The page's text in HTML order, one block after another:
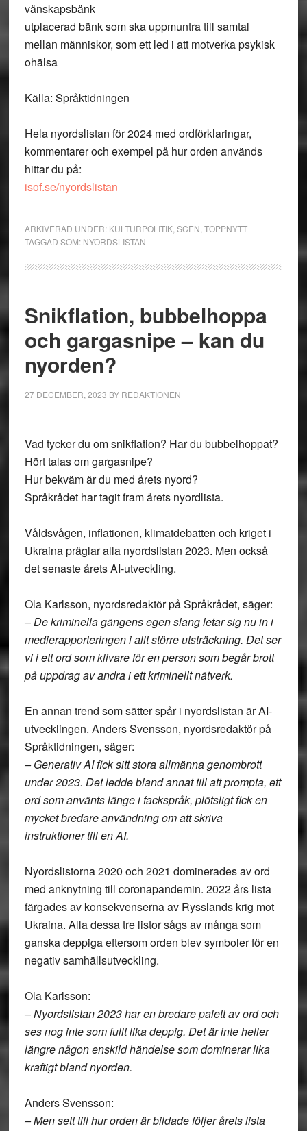
vänskapsbänk
utplacerad bänk som ska uppmuntra till samtal
mellan människor, som ett led i att motverka psykisk
ohälsa
Källa: Språktidningen
Hela nyordslistan för 2024 med ordförklaringar,
kommentarer och exempel på hur orden används
hittar du på:
isof.se/nyordslistan
ARKIVERAD UNDER: KULTURPOLITIK, SCEN TOPPNYTT
TAGGAD SOM: NYORDSLISTAN
Snikflation, bubbelhoppa
och gargasnipe – kan du
nyorden?
27 DECEMBER, 2023 BY REDAKTIONEN
Vad tycker du om snikflation? Har du bubbelhoppat?
Hört talas om gargasnipe?
Hur bekväm är du med årets nyord?
Språkrådet har tagit fram årets nyordlista.
Våldsvågen, inflationen, klimatdebatten och kriget i
Ukraina präglar alla nyordslistan 2023. Men också
det senaste årets AI-utveckling.
Ola Karlsson, nyordsredaktör på Språkrådet, säger:
– De kriminella gängens egen slang letar sig nu in i
medierapporteringen i allt större utsträckning. Det ser
vi i ett ord som klivare för en person som begår brott
på uppdrag av andra i ett kriminellt nätverk.
En annan trend som sätter spår i nyordslistan är AI-
utvecklingen. Anders Svensson, nyordsredaktör på
Språktidningen, säger:
– Generativ AI fick sitt stora allmänna genombrott
under 2023. Det ledde bland annat till att prompta, ett
ord som använts länge i fackspråk, plötsligt fick en
mycket bredare användning om att skriva
instruktioner till en AI.
Nyordslistorna 2020 och 2021 dominerades av ord
med anknytning till coronapandemin. 2022 års lista
färgades av konsekvenserna av Rysslands krig mot
Ukraina. Alla dessa tre listor sågs av många som
ganska deppiga eftersom orden blev symboler för en
negativ samhällsutveckling.
Ola Karlsson:
– Nyordslistan 2023 har en bredare palett av ord och
ses nog inte som fullt lika deppig. Det är inte heller
längre någon enskild händelse som dominerar lika
kraftigt bland nyorden.
Anders Svensson:
– Men sett till hur orden är bildade följer årets lista